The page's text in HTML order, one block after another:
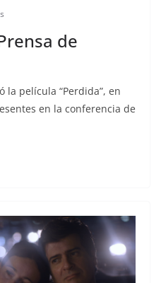
de
la película “Perdida”, en
en la conferencia de